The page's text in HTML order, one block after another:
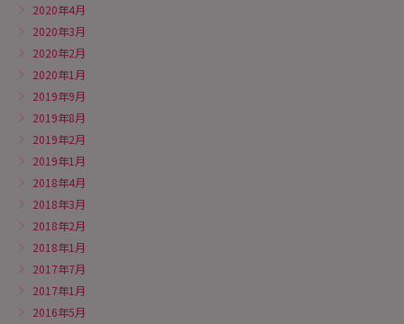
2020年4月
2020年3月
2020年2月
2020年1月
2019年9月
2019年8月
2019年2月
2019年1月
2018年4月
2018年3月
2018年2月
2018年1月
2017年7月
2017年1月
2016年5月